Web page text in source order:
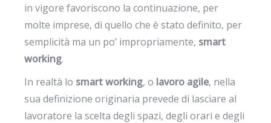
in vigore favoriscono la continuazione, per
molte imprese, di quello che è stato definito, per
semplicità ma un po’ impropriamente, smart
working.
In realtà lo smart working, o lavoro agile, nella
sua definizione originaria prevede di lasciare al
lavoratore la scelta degli spazi, degli orari e degli